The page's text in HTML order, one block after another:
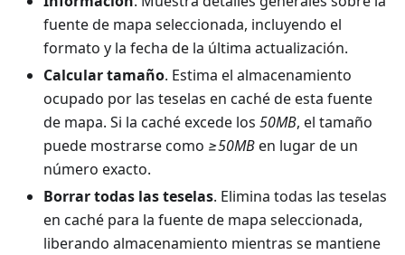
fuente de mapa seleccionada, incluyendo el
formato y la fecha de la última actualización.
Calcular tamaño. Estima el almacenamiento
ocupado por las teselas en caché de esta fuente
de mapa. Si la caché excede los 50MB, el tamaño
puede mostrarse como ≥50MBen lugar de un
número exacto.
Borrar todas las teselas. Elimina todas las teselas
en caché para la fuente de mapa seleccionada,
liberando almacenamiento mientras se mantiene